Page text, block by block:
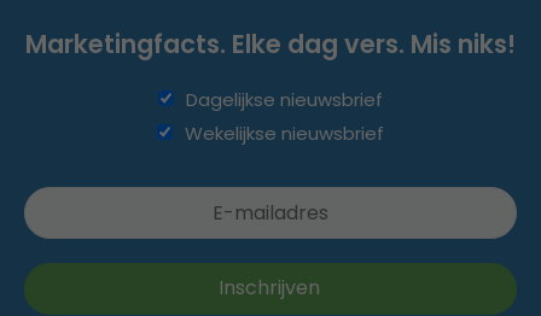
Marketingfacts. Elke dag vers. Mis niks!
Dagelijkse nieuwsbrief
Wekelijkse nieuwsbrief